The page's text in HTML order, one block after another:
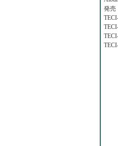
発売